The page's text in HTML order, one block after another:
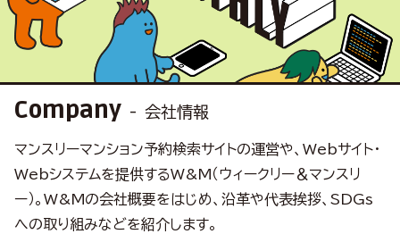
Company 会社情報
マンスリーマンション予約検索サイトの運営や、 Webサイト・
Webシステムを提供するW&M（ウィークリー＆マンスリ
ー）。 W&Mの会社概要をはじめ、沿革や代表挨拶、SDGs
への取り組みなどを紹介します。